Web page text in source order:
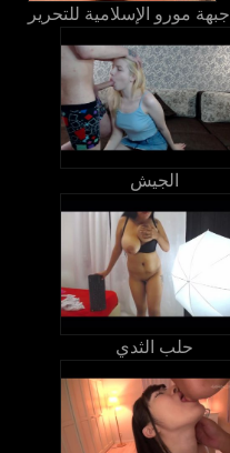
جبهة مورو الإسلامية للتحرير
الجيش
حلب الثدي